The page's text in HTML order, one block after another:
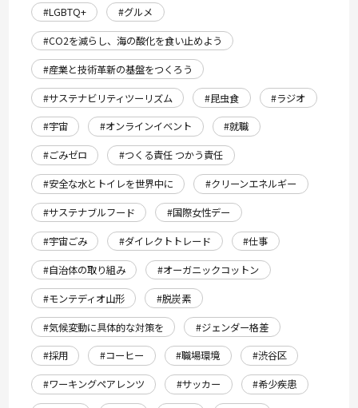
#LGBTQ+
#グルメ
#CO2を減らし、海の酸化を食い止めよう
#産業と技術革新の基盤をつくろう
#サステナビリティツーリズム
#昆虫食
#ラジオ
#宇宙
#オンラインイベント
#就職
#ごみゼロ
#つくる責任 つかう責任
#安全な水とトイレを世界中に
#クリーンエネルギー
#サステナブルフード
#国際女性デー
#宇宙ごみ
#ダイレクトトレード
#仕事
#自治体の取り組み
#オーガニックコットン
#モンテディオ山形
#脱炭素
#気候変動に具体的な対策を
#ジェンダー格差
#採用
#コーヒー #職場環境
#渋谷区
#ワーキングペアレンツ
#サッカー
#希少疾患